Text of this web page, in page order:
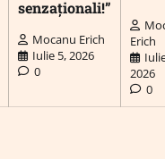
senzaționali!”
Mocanu Erich
Iulie 5, 2026
0
Erich
2026
0